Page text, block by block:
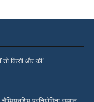
तो किसी और की’